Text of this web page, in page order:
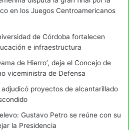
en los Juegos Centroamericanos
de Córdoba fortalecen
e infraestructura
de Hierro’, deja el Concejo de
viceministra de Defensa
proyectos de alcantarillado
Gustavo Petro se reúne con su
la Presidencia